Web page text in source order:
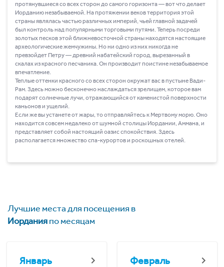
протянувшиеся со всех сторон до самого горизонта ― вот что делает
Иорданию незабываемой. На протяжении веков территория этой
страны являлась частью различных империй, чьей главной задачей
был контроль над популярными торговыми путями. Теперь посреди
золотых песков этой ближневосточной страны находятся настоящие
археологические жемчужины. Но ни одно из них никогда не
превзойдет Петру ― древний набатейский город, вырезанный в
скалах из красного песчаника. Он производит поистине незабываемое
впечатление.
Теплые оттенки красного со всех сторон окружат вас в пустыне Вади-
Рам. Здесь можно бесконечно наслаждаться зрелищем, которое вам
подарят солнечные лучи, отражающийся от каменистой поверхности
каньонов и ущелий.
Если же вы устанете от жары, то отправляйтесь к Мертвому морю. Оно
находится совсем недалеко от шумной столицы Иордании, Аммана, и
представляет собой настоящий оазис спокойствия. Здесь
располагается множество спа-курортов и роскошных отелей.
Лучшие места для посещения в
Иорданияпо месяцам
Январь Февраль